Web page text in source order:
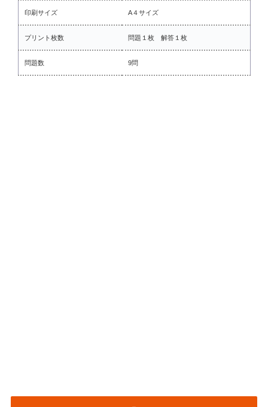
印刷サイズ A４サイズ
プリント枚数 問題１枚 解答１枚
問題数 9問